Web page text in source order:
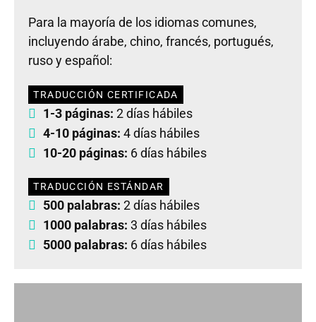
Para la mayoría de los idiomas comunes,
incluyendo árabe, chino, francés, portugués,
ruso y español:
TRADUCCIÓN CERTIFICADA
1-3 páginas: 2 días hábiles
4-10 páginas: 4 días hábiles
10-20 páginas: 6 días hábiles
TRADUCCIÓN ESTÁNDAR
500 palabras: 2 días hábiles
1000 palabras: 3 días hábiles
5000 palabras: 6 días hábiles